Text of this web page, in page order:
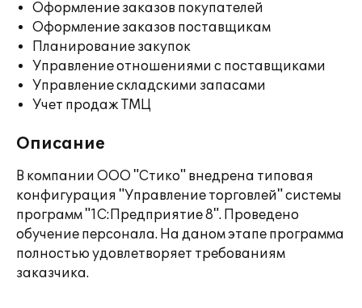
Оформление заказов покупателей
Оформление заказов поставщикам
Планирование закупок
Управление отношениями с поставщиками
Управление складскими запасами
Учет продаж ТМЦ
Описание
В компании ООО "Стико" внедрена типовая
конфигурация "Управление торговлей" системы
программ "1С:Предприятие 8". Проведено
обучение персонала. На даном этапе программа
полностью удовлетворяет требованиям
заказчика.